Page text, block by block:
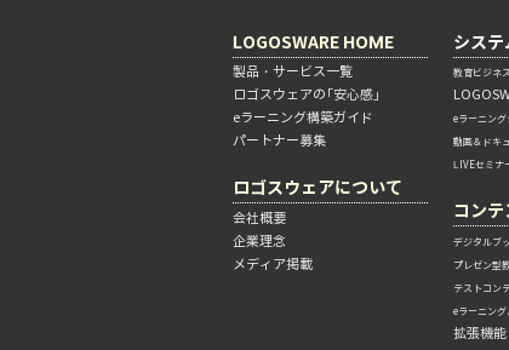
LOGOSWARE HOME
製品・サービス一覧
ロゴスウェアの「安心感」
eラーニング構築ガイド
パートナー募集
ロゴスウェアについて
会社概要
企業理念
メディア掲載
システ
教育ビジネ
eラーニング
動画＆ドキ
LIVEセミナ
コンテ
デジタルブ
プレゼン型
テストコン
eラーニング
拡張機